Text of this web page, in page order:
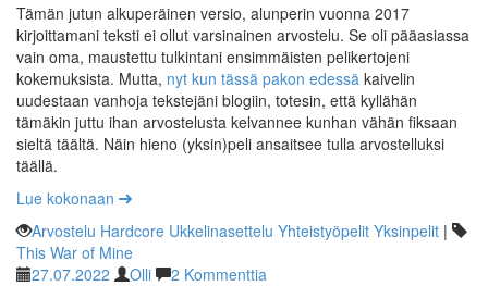
Tämän jutun alkuperäinen versio, alunperin vuonna 2017
kirjoittamani teksti ei ollut varsinainen arvostelu. Se oli pääasiassa
vain oma, maustettu tulkintani ensimmäisten pelikertojeni
kokemuksista. Mutta, nyt kun tässä pakon edessä kaivelin
uudestaan vanhoja tekstejäni blogiin, totesin, että kyllähän
tämäkin juttu ihan arvostelusta kelvannee kunhan vähän fiksaan
sieltä täältä. Näin hieno (yksin)peli ansaitsee tulla arvostelluksi
täällä.
Lue kokonaan
Arvostelu Hardcore Ukkelinasettelu Yhteistyöpelit Yksinpelit |
This War of Mine
27.07.2022
Olli 2 Kommenttia